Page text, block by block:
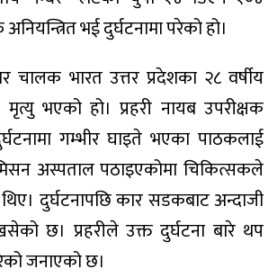
भई दुर्घटनामा परेको हो।
चालक भारत उत्तर प्रदेशका २८ वर्षीय
भएको हो। प्रहरी नायब उपरीक्षक
गम्भीर घाइते भएका पाठकलाई
अस्पताल पठाइएकोमा चिकित्सकले
दुर्घटनापछि कार सडकबाट अन्दाजी
छ। प्रहरीले उक्त दुर्घटना बारे थप
जनाएको छ।